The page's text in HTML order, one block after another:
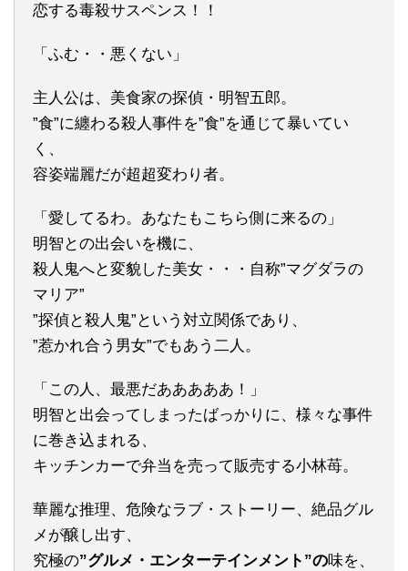
恋する毒殺サスペンス！！
「ふむ・・悪くない」
主人公は、美食家の探偵・明智五郎。
”食”に纏わる殺人事件を”食”を通じて暴いてい
く、
容姿端麗だが超超変わり者。
「愛してるわ。あなたもこちら側に来るの」
明智との出会いを機に、
殺人鬼へと変貌した美女・・・自称”マグダラの
マリア”
”探偵と殺人鬼”という対立関係であり、
”惹かれ合う男女”でもあう二人。
「この人、最悪だあああああ！」
明智と出会ってしまったばっかりに、様々な事件
に巻き込まれる、
キッチンカーで弁当を売って販売する小林苺。
華麗な推理、危険なラブ・ストーリー、絶品グル
メが醸し出す、
究極の”グルメ・エンターテインメント”の味を、